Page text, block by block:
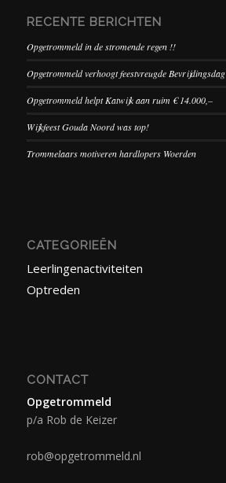
RECENTE BERICHTEN
Opgetrommeld in de stromende regen !!
Opgetrommeld verhoogt feestvreugde Bevrijdingsdag
Opgetrommeld helpt Katwijk aan ruim € 14.000,–
Wijkfeest Gouda Noord was top!
Trommelaars motiveren hardlopers Woerden
CATEGORIEËN
Leerlingenactiviteiten
Optreden
CONTACT
Opgetrommeld
p/a Rob de Keizer
rob@opgetrommeld.nl